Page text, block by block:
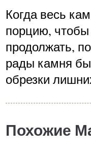
Когда весь
порцию,
продолжать,
рады камня
обрезки
Похожие